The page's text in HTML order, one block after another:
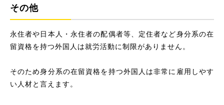
その他
永住者や日本人・永住者の配偶者等、定住者など身分系の在
留資格を持つ外国人は就労活動に制限がありません。
そのため身分系の在留資格を持つ外国人は非常に雇用しやす
い人材と言えます。